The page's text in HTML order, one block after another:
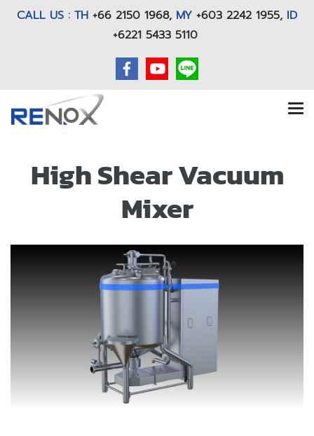
CALL US : TH +66 2150 1968, MY +603 2242 1955, ID
+6221 5433 5110
High Shear Vacuum
Mixer